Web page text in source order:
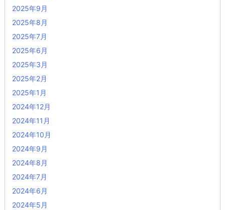
2025年9月
2025年8月
2025年7月
2025年6月
2025年3月
2025年2月
2025年1月
2024年12月
2024年11月
2024年10月
2024年9月
2024年8月
2024年7月
2024年6月
2024年5月